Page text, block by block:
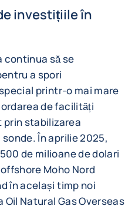
investițiile în
continua să se
a spori
printr-o mai mare
de facilități
prin stabilizarea
În aprilie 2025,
de milioane de dolari
Moho Nord
în același timp noi
Natural Gas Overseas